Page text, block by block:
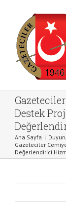
content
Destek
Ana Sayfa |
Gazeteciler
Değerlendirici